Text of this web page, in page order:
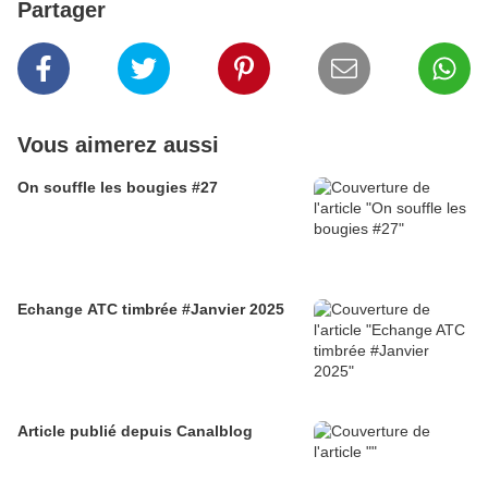
Partager
Vous aimerez aussi
On souffle les bougies #27
Echange ATC timbrée #Janvier 2025
Article publié depuis Canalblog